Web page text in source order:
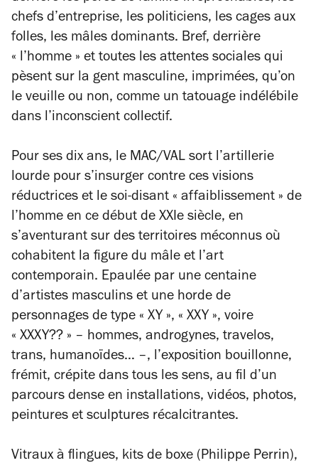
chefs d’entreprise, les politiciens, les cages aux
folles, les mâles dominants. Bref, derrière
« l’homme » et toutes les attentes sociales qui
pèsent sur la gent masculine, imprimées, qu’on
le veuille ou non, comme un tatouage indélébile
dans l’inconscient collectif.
Pour ses dix ans, le MAC/VAL sort l’artillerie
lourde pour s’insurger contre ces visions
réductrices et le soi-disant « affaiblissement » de
l’homme en ce début de XXIe siècle, en
s’aventurant sur des territoires méconnus où
cohabitent la figure du mâle et l’art
contemporain. Epaulée par une centaine
d’artistes masculins et une horde de
personnages de type « XY », « XXY », voire
« XXXY?? » – hommes, androgynes, travelos,
trans, humanoïdes… –, l’exposition bouillonne,
frémit, crépite dans tous les sens, au fil d’un
parcours dense en installations, vidéos, photos,
peintures et sculptures récalcitrantes.
Vitraux à flingues, kits de boxe (Philippe Perrin),